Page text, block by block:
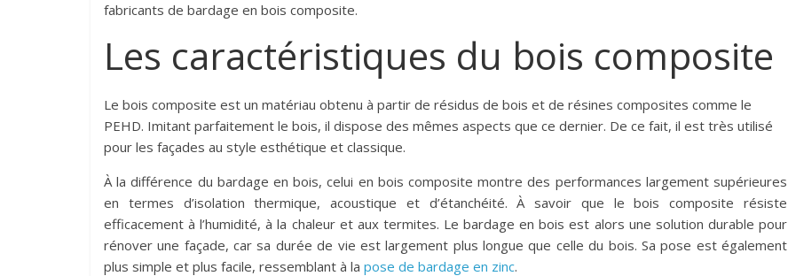
fabricants de bardage en bois composite.
Les caractéristiques du bois composite
Le bois composite est un matériau obtenu à partir de résidus de bois et de résines composites comme le
PEHD. Imitant parfaitement le bois, il dispose des mêmes aspects que ce dernier. De ce fait, il est très utilisé
pour les façades au style esthétique et classique.
À la différence du bardage en bois, celui en bois composite montre des performances largement supérieures
en termes d’isolation thermique, acoustique et d’étanchéité. À savoir que le bois composite résiste
efficacement à l’humidité, à la chaleur et aux termites. Le bardage en bois est alors une solution durable pour
rénover une façade, car sa durée de vie est largement plus longue que celle du bois. Sa pose est également
plus simple et plus facile, ressemblant à la pose de bardage en zinc.